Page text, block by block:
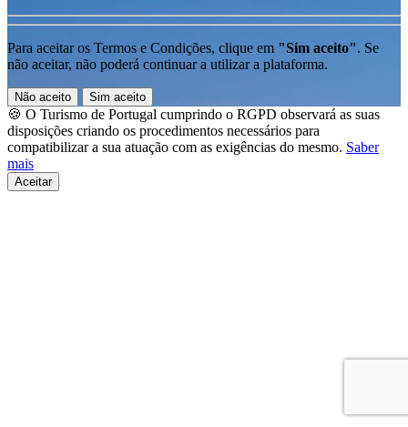
Para aceitar os Termos e Condições, clique em "Sim aceito". Se
não aceitar, não poderá continuar a utilizar a plataforma.
Não aceito Sim aceito
🍪 O Turismo de Portugal cumprindo o RGPD observará as suas
disposições criando os procedimentos necessários para
compatibilizar a sua atuação com as exigências do mesmo. Saber
mais
Aceitar